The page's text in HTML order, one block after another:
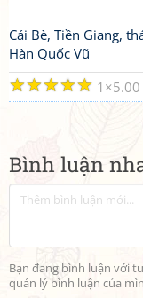
Bình luận
Bạn đang bình luận với
quản lý bình luận của
Cái Bè, Tiền Giang,
Hàn Quốc Vũ
☆
☆
☆
☆
☆ 1 5.00